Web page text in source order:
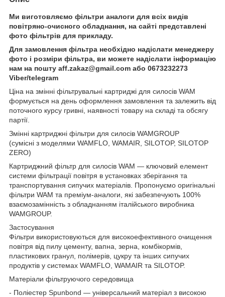
Ми виготовляємо фільтри аналоги для всіх видів
повітряно-очисного обладнання, на сайті представлені
фото фільтрів для прикладу.
Для замовлення фільтра необхідно надіслати менеджеру
фото і розміри фільтра, ви можете надіслати інформацію
нам на пошту aff.zakaz@gmail.com або 0673232273
Viber/telegram
Ціна на змінні фільтрувальні картриджі для силосів WAM
формується на день оформлення замовлення та залежить від
поточного курсу гривні, наявності товару на складі та обсягу
партії.
Змінні картриджні фільтри для силосів WAMGROUP
(сумісні з моделями WAMFLO, WAMAIR, SILOTOP, SILOTOP
ZERO)
Картриджний фільтр для силосів WAM — ключовий елемент
системи фільтрації повітря в установках зберігання та
транспортування сипучих матеріалів. Пропонуємо оригінальні
фільтри WAM та преміум-аналоги, які забезпечують 100%
взаємозамінність з обладнанням італійського виробника
WAMGROUP.
Застосування
Фільтри використовуються для високоефективного очищення
повітря від пилу цементу, вапна, зерна, комбікормів,
пластикових гранул, полімерів, цукру та інших сипучих
продуктів у системах WAMFLO, WAMAIR та SILOTOP.
Матеріали фільтруючого середовища
- Поліестер Spunbond — універсальний матеріал з високою